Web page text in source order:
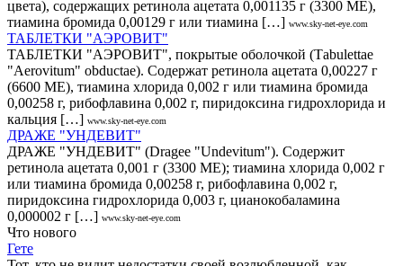
цвета), содержащих ретинола ацетата 0,001135 г (3300 МЕ),
тиамина бромида 0,00129 г или тиамина […] www.sky-net-eye.com
ТАБЛЕТКИ "АЭРОВИТ"
ТАБЛЕТКИ "АЭРОВИТ", покрытые оболочкой (Тabulettae
"Аеrоvitum" оbductae). Содержат ретинола ацетата 0,00227 г
(6600 МЕ), тиамина хлорида 0,002 г или тиамина бромида
0,00258 г, рибофлавина 0,002 г, пиридоксина гидрохлорида и
кальция […] www.sky-net-eye.com
ДРАЖЕ "УНДЕВИТ"
ДРАЖЕ "УНДЕВИТ" (Dragee "Undevitum"). Содержит
ретинола ацетата 0,001 г (3300 МЕ); тиамина хлорида 0,002 г
или тиамина бромида 0,00258 г, рибофлавина 0,002 г,
пиридоксина гидрохлорида 0,003 г, цианокобаламина
0,000002 г […] www.sky-net-eye.com
Что нового
Гете